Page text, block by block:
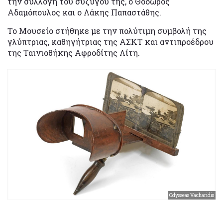
Αδαμόπουλος και ο Λάκης Παπαστάθης.
Το Μουσείο στήθηκε με την πολύτιµη συµβολή της
γλύπτριας, καθηγήτριας της ΑΣΚΤ και αντιπροέδρου
της Ταινιοθήκης Αφροδίτης Λίτη.
Odysseas Vacharidis